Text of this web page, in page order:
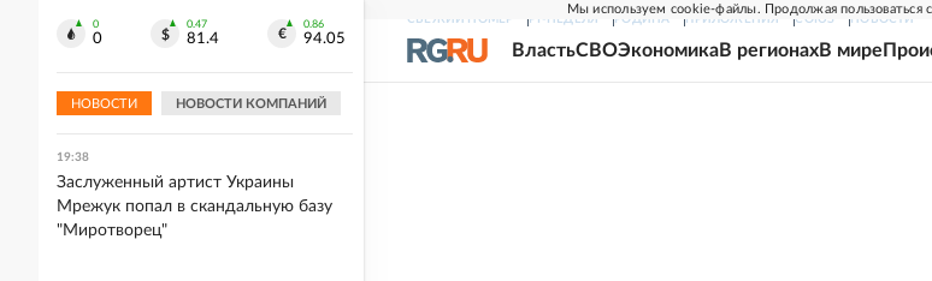
Мы используем cookie-файлы. Продолжая пользоваться
СВЕЖИЙ НОМЕР РГ-НЕДЕЛЯ РОДИНА ПРИЛОЖЕНИЯ СОЮЗ НОВОСТИ
ВластьСВОЭкономикаВ регионахВ мире
0
0
0.47
81.4
0.86
94.05
НОВОСТИ НОВОСТИ КОМПАНИЙ
домашним адресам продавцов
19:38
Заслуженный артист Украины
Мрежук попал в скандальную базу
"Миротворец"